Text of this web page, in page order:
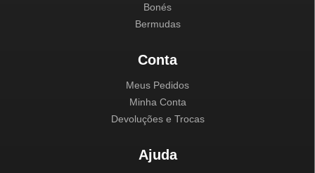
Bonés
Bermudas
Conta
Meus Pedidos
Minha Conta
Devoluções e Trocas
Ajuda